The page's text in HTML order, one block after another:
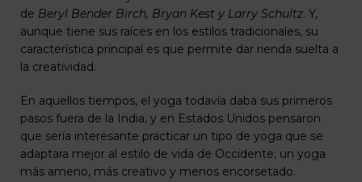
de Beryl Bender Birch, Bryan Kest y Larry Schultz. Y,
aunque tiene sus raíces en los estilos tradicionales, su
característica principal es que permite dar rienda suelta a
la creatividad.
En aquellos tiempos, el yoga todavía daba sus primeros
pasos fuera de la India, y en Estados Unidos pensaron
que sería interesante practicar un tipo de yoga que se
adaptara mejor al estilo de vida de Occidente; un yoga
más ameno, más creativo y menos encorsetado.